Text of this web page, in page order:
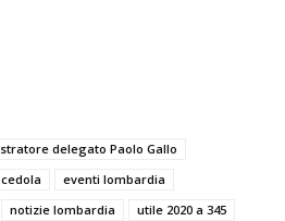
delegato Paolo Gallo
eventi lombardia
notizie lombardia utile 2020 a 345